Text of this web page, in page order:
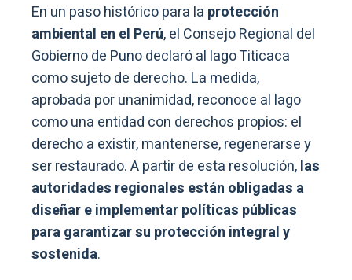
En un paso histórico para la protección
ambiental en el Perú, el Consejo Regional del
Gobierno de Puno declaró al lago Titicaca
como sujeto de derecho. La medida,
aprobada por unanimidad, reconoce al lago
como una entidad con derechos propios: el
derecho a existir, mantenerse, regenerarse y
ser restaurado. A partir de esta resolución,las
autoridades regionales están obligadas a
diseñar e implementar políticas públicas
para garantizar su protección integral y
sostenida.